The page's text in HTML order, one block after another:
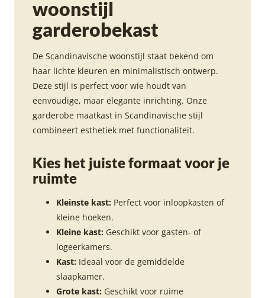
woonstijl
garderobekast
De Scandinavische woonstijl staat bekend om
haar lichte kleuren en minimalistisch ontwerp.
Deze stijl is perfect voor wie houdt van
eenvoudige, maar elegante inrichting. Onze
garderobe maatkast in Scandinavische stijl
combineert esthetiek met functionaliteit.
Kies het juiste formaat voor je
ruimte
Kleinste kast: Perfect voor inloopkasten of
kleine hoeken.
Kleine kast: Geschikt voor gasten- of
logeerkamers.
Kast: Ideaal voor de gemiddelde
slaapkamer.
Grote kast: Geschikt voor ruime